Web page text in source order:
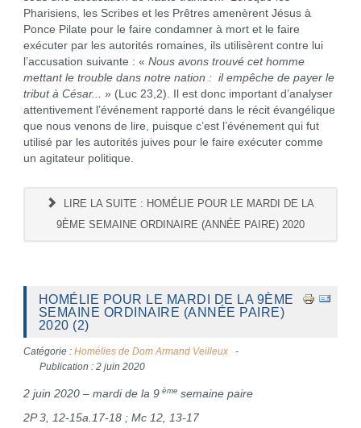
Pharisiens, les Scribes et les Prêtres amenèrent Jésus à
Ponce Pilate pour le faire condamner à mort et le faire
exécuter par les autorités romaines, ils utilisèrent contre lui
l’accusation suivante : « Nous avons trouvé cet homme
mettant le trouble dans notre nation : il empêche de payer le
tribut à César... » (Luc 23,2). Il est donc important d’analyser
attentivement l’événement rapporté dans le récit évangélique
que nous venons de lire, puisque c’est l’événement qui fut
utilisé par les autorités juives pour le faire exécuter comme
un agitateur politique.
LIRE LA SUITE : HOMÉLIE POUR LE MARDI DE LA
9ÈME SEMAINE ORDINAIRE (ANNÉE PAIRE) 2020
HOMÉLIE POUR LE MARDI DE LA 9ÈME
SEMAINE ORDINAIRE (ANNÉE PAIRE)
2020 (2)
Catégorie : Homélies de Dom Armand Veilleux
Publication : 2 juin 2020
2 juin 2020 – mardi de la 9ème semaine paire
2P 3, 12-15a.17-18 ; Mc 12, 13-17